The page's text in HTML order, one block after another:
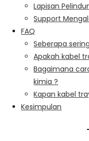
Lapisan
Support
FAQ
Seberapa
Apakah kabel
Bagaimana
kimia ?
Kapan kabel
Kesimpulan